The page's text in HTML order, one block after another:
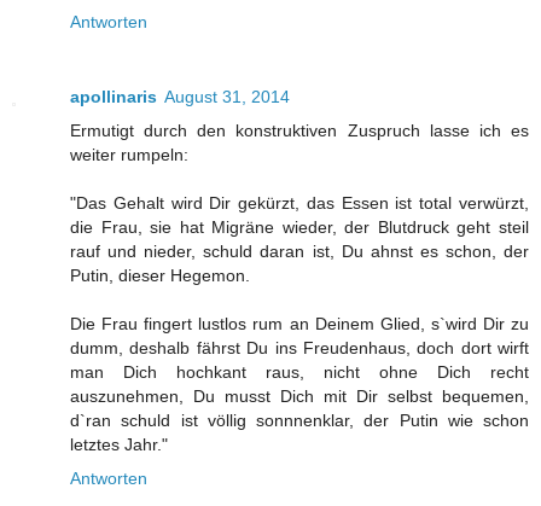
Antworten
apollinaris August 31, 2014
Ermutigt durch den konstruktiven Zuspruch lasse ich es
weiter rumpeln:
"Das Gehalt wird Dir gekürzt, das Essen ist total verwürzt,
die Frau, sie hat Migräne wieder, der Blutdruck geht steil
rauf und nieder, schuld daran ist, Du ahnst es schon, der
Putin, dieser Hegemon.
Die Frau fingert lustlos rum an Deinem Glied, s`wird Dir zu
dumm, deshalb fährst Du ins Freudenhaus, doch dort wirft
man Dich hochkant raus, nicht ohne Dich recht
auszunehmen, Du musst Dich mit Dir selbst bequemen,
d`ran schuld ist völlig sonnnenklar, der Putin wie schon
letztes Jahr."
Antworten